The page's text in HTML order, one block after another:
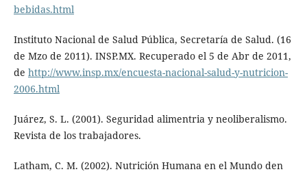
bebidas.html
Instituto Nacional de Salud Pública, Secretaría de Salud. (16
de Mzo de 2011). INSP.MX. Recuperado el 5 de Abr de 2011,
de http://www.insp.mx/encuesta-nacional-salud-y-nutricion-
2006.html
Juárez, S. L. (2001). Seguridad alimentria y neoliberalismo.
Revista de los trabajadores.
Latham, C. M. (2002). Nutrición Humana en el Mundo den